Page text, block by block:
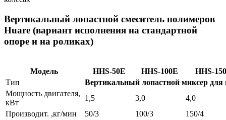
Вертикальный лопастной смеситель полимеров
Huare (вариант исполнения на стандартной
опоре и на роликах)
Модель HHS-50E HHS-100E
HHS-
Тип
Вертикальный лопастной миксер для
Мощность двигателя,
кВт
1,5 3,0
4,0
Производит. ,кг/мин
50/3 100/3
150/4